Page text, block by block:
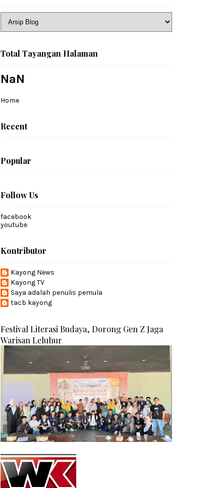
Total Tayangan Halaman
NaN
Home
Recent
Popular
Follow Us
facebook
youtube
Kontributor
Kayong News
Kayong TV
Saya adalah penulis pemula
tacb kayong
Festival Literasi Budaya, Dorong Gen Z Jaga
Warisan Leluhur